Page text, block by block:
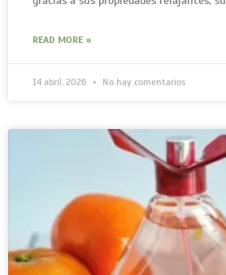
READ MORE »
14 abril, 2026 No hay comentarios